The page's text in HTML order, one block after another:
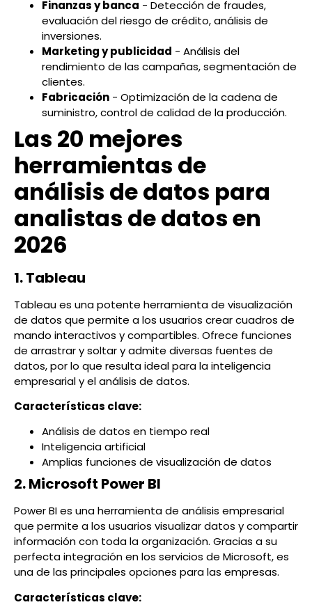
Finanzas y banca - Detección de fraudes,
evaluación del riesgo de crédito, análisis de
inversiones.
Marketing y publicidad - Análisis del
rendimiento de las campañas, segmentación de
clientes.
Fabricación - Optimización de la cadena de
suministro, control de calidad de la producción.
Las 20 mejores
herramientas de
análisis de datos para
analistas de datos en
2026
1. Tableau
Tableau es una potente herramienta de visualización
de datos que permite a los usuarios crear cuadros de
mando interactivos y compartibles. Ofrece funciones
de arrastrar y soltar y admite diversas fuentes de
datos, por lo que resulta ideal para la inteligencia
empresarial y el análisis de datos.
Características clave:
Análisis de datos en tiempo real
Inteligencia artificial
Amplias funciones de visualización de datos
2. Microsoft Power BI
Power BI es una herramienta de análisis empresarial
que permite a los usuarios visualizar datos y compartir
información con toda la organización. Gracias a su
perfecta integración en los servicios de Microsoft, es
una de las principales opciones para las empresas.
Características clave: